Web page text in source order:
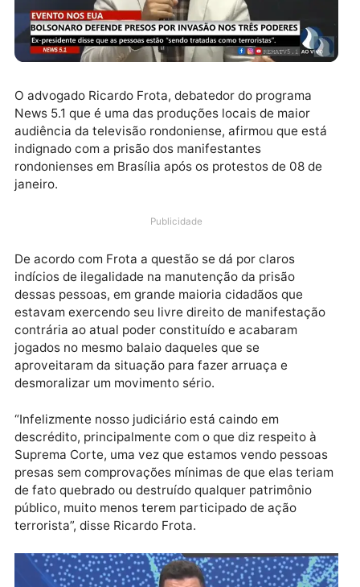
O advogado Ricardo Frota, debatedor do programa
News 5.1 que é uma das produções locais de maior
indignado com a prisão dos manifestantes
janeiro.
Publicidade
De acordo com Frota a questão se dá por claros
indícios de ilegalidade na manutenção da prisão
dessas pessoas, em grande maioria cidadãos que
contrária ao atual poder constituído e acabaram
jogados no mesmo balaio daqueles que se
aproveitaram da situação para fazer arruaça e
desmoralizar um movimento sério.
“Infelizmente nosso judiciário está caindo em
descrédito, principalmente com o que diz respeito à
Suprema Corte, uma vez que estamos vendo
presas sem comprovações mínimas de que elas